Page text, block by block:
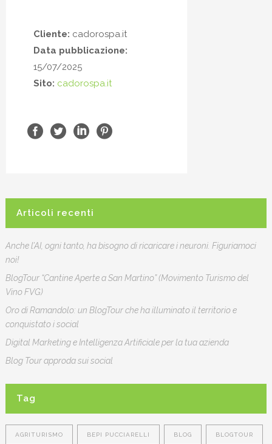
Cliente: cadorospa.it
Data pubblicazione:
15/07/2025
Sito: cadorospa.it
Articoli recenti
Anche l’AI, ogni tanto, ha bisogno di ricaricare i neuroni. Figuriamoci
noi!
BlogTour “Cantine Aperte a San Martino” (Movimento Turismo del
Vino FVG)
Oro di Ramandolo: un BlogTour che ha illuminato il territorio e
conquistato i social
Digital Marketing e Intelligenza Artificiale per la tua azienda
Blog Tour approda sui social
Tag
AGRITURISMO BEPI PUCCIARELLI BLOG BLOGTOUR